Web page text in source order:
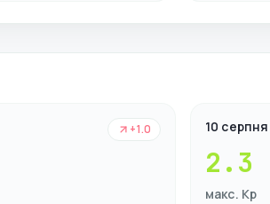
+1.0 10 серпня
2.3
макс. Kp